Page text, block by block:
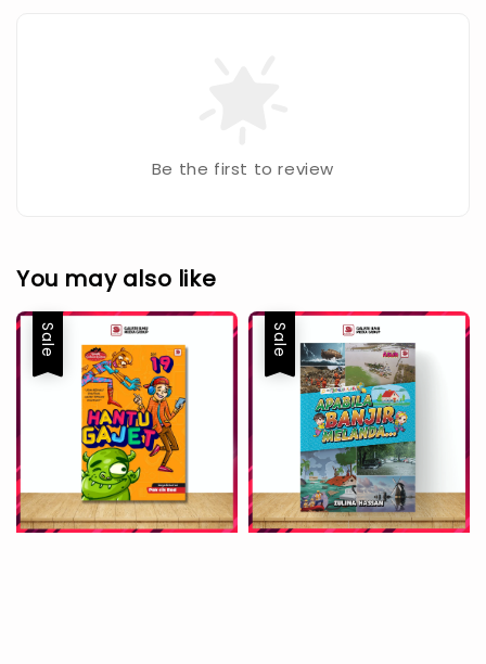
Be the first to review
You may also like
Sale Sale